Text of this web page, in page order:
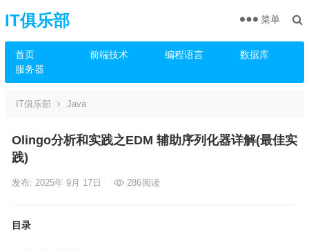
IT俱乐部
首页 前端技术 编程语言
数据库
服务器
菜单
IT俱乐部 Java
Olingo分析和实践之EDM 辅助序列化器详解(最佳实
践)
发布: 2025年 9月 17日 286阅读
目录